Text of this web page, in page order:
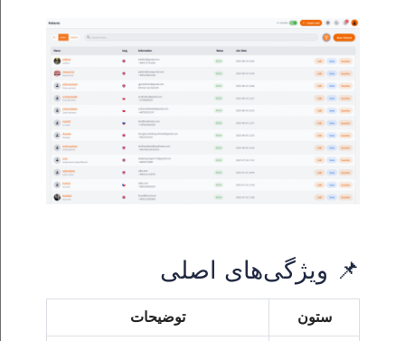
📌 ویژگی‌های اصلی
ستون توضیحات